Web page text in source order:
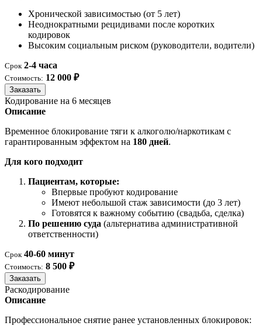
Хронической зависимостью (от 5 лет)
Неоднократными рецидивами после коротких
кодировок
Высоким социальным риском (руководители, водители)
Срок 2-4 часа
Стоимость: 12 000 ₽
Заказать
Кодирование на 6 месяцев
Описание
Временное блокирование тяги к алкоголю/наркотикам с
гарантированным эффектом на 180 дней.
Для кого подходит
Пациентам, которые:
Впервые пробуют кодирование
Имеют небольшой стаж зависимости (до 3 лет)
Готовятся к важному событию (свадьба, сделка)
По решению суда (альтернатива административной
ответственности)
Срок 40-60 минут
Стоимость: 8 500 ₽
Заказать
Раскодирование
Описание
Профессиональное снятие ранее установленных блокировок: